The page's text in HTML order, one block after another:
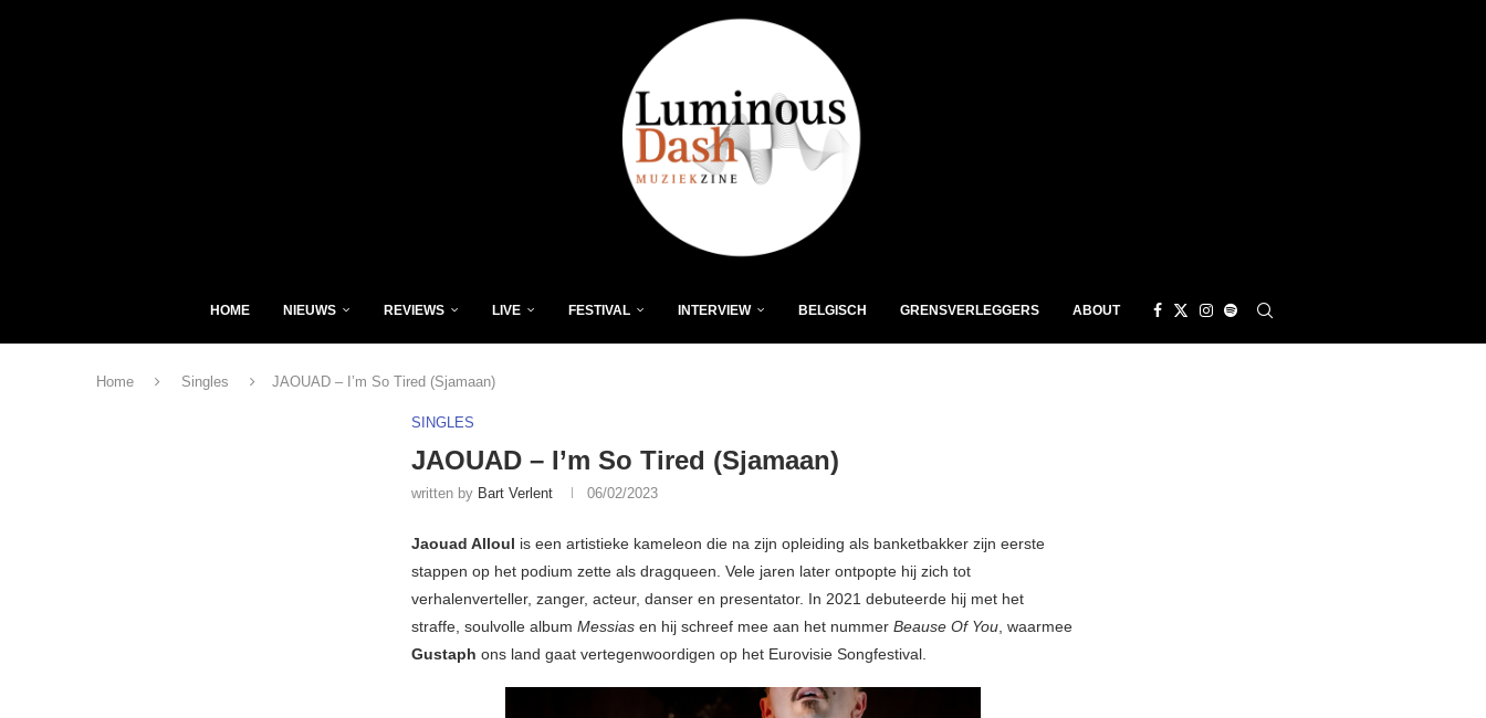
HOME NIEUWS REVIEWS LIVE FESTIVAL INTERVIEW BELGISCH GRENSVERLEGGERS ABOUT
Home Singles JAOUAD – I’m So Tired (Sjamaan)
SINGLES
JAOUAD – I’m So Tired (Sjamaan)
written by Bart Verlent 06/02/2023
Jaouad Alloul is een artistieke kameleon die na zijn opleiding als banketbakker zijn eerste
stappen op het podium zette als dragqueen. Vele jaren later ontpopte hij zich tot
verhalenverteller, zanger, acteur, danser en presentator. In 2021 debuteerde hij met het
straffe, soulvolle album Messias en hij schreef mee aan het nummer Beause Of You, waarmee
Gustaph ons land gaat vertegenwoordigen op het Eurovisie Songfestival.